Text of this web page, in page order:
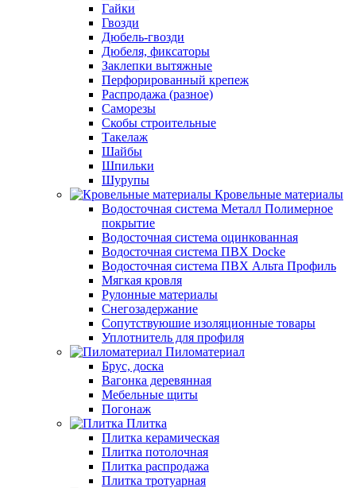
Гайки
Гвозди
Дюбель-гвозди
Дюбеля, фиксаторы
Заклепки вытяжные
Перфорированный крепеж
Распродажа (разное)
Саморезы
Скобы строительные
Такелаж
Шайбы
Шпильки
Шурупы
Кровельные материалы
Водосточная система Металл Полимерное
покрытие
Водосточная система оцинкованная
Водосточная система ПВХ Docke
Водосточная система ПВХ Альта Профиль
Мягкая кровля
Рулонные материалы
Снегозадержание
Сопутствуюшие изоляционные товары
Уплотнитель для профиля
Пиломатериал
Брус, доска
Вагонка деревянная
Мебельные щиты
Погонаж
Плитка
Плитка керамическая
Плитка потолочная
Плитка распродажа
Плитка тротуарная